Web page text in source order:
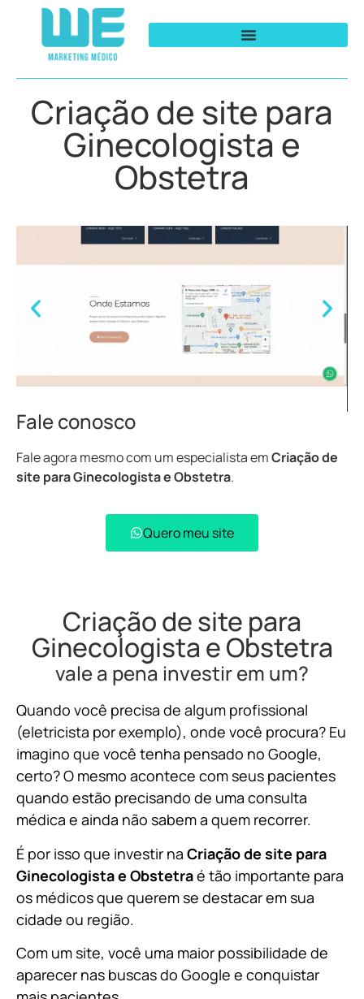
Criação de site para
Ginecologista e
Obstetra
Fale conosco
Fale agora mesmo com um especialista emCriação de
site para Ginecologista e Obstetra.
Quero meu site
Criação de site para
Ginecologista e Obstetra
vale a pena investir em um?
Quando você precisa de algum profissional
(eletricista por exemplo), onde você procura? Eu
imagino que você tenha pensado no Google,
certo? O mesmo acontece com seus pacientes
quando estão precisando de uma consulta
médica e ainda não sabem a quem recorrer.
É por isso que investir na Criação de site para
Ginecologista e Obstetraé tão importante para
os médicos que querem se destacar em sua
cidade ou região.
Com um site, você uma maior possibilidade de
aparecer nas buscas do Google e conquistar